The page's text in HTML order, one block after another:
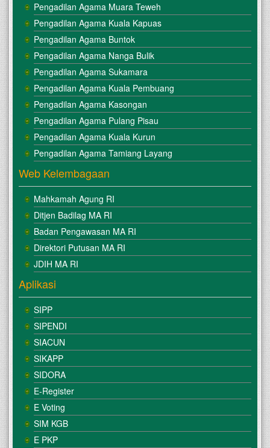
Pengadilan Agama Muara Teweh
Pengadilan Agama Kuala Kapuas
Pengadilan Agama Buntok
Pengadilan Agama Nanga Bulik
Pengadilan Agama Sukamara
Pengadilan Agama Kuala Pembuang
Pengadilan Agama Kasongan
Pengadilan Agama Pulang Pisau
Pengadilan Agama Kuala Kurun
Pengadilan Agama Tamiang Layang
Web Kelembagaan
Mahkamah Agung RI
Ditjen Badilag MA RI
Badan Pengawasan MA RI
Direktori Putusan MA RI
JDIH MA RI
Aplikasi
SIPP
SIPENDI
SIACUN
SIKAPP
SIDORA
E-Register
E Voting
SIM KGB
E PKP